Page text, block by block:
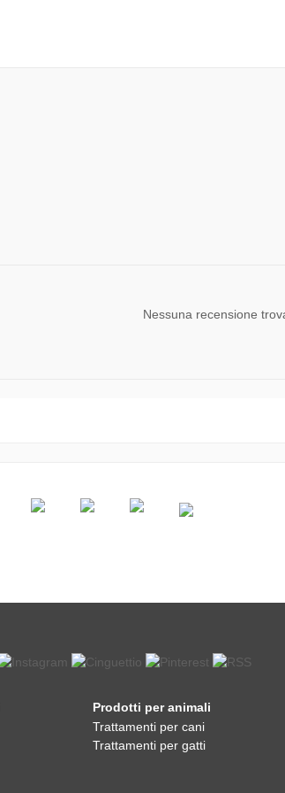
Nessuna recensione
Prodotti per animali
Trattamenti per cani
Trattamenti per gatti